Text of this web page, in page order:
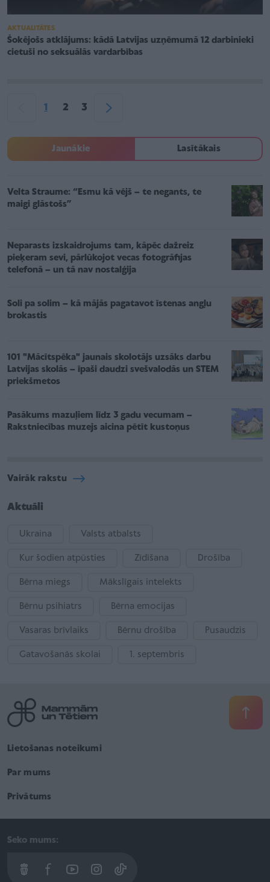
AKTUALITĀTES
Šokējošs atklājums: kādā Latvijas uzņēmumā 12 darbinieki
cietuši no seksuālās vardarbības
1 2 3
Jaunākie Lasītākais
Velta Straume: “Esmu kā vējš – te negants, te
maigi glāstošs”
Neparasts izskaidrojums tam, kāpēc dažreiz
pieķeram sevi, pārlūkojot vecas fotogrāfijas
telefonā – un tā nav nostalģija
Soli pa solim – kā mājās pagatavot īstenas angļu
brokastis
101 "Mācītspēka" jaunais skolotājs uzsāks darbu
Latvijas skolās – īpaši daudzi svešvalodās un STEM
priekšmetos
Pasākums mazuļiem līdz 3 gadu vecumam –
Rakstniecības muzejs aicina pētīt kustoņus
Vairāk rakstu
Aktuāli
Ukraina Valsts atbalsts
Kur šodien atpūsties Zīdīšana Drošība
Bērna miegs Mākslīgais intelekts
Bērnu psihiatrs Bērna emocijas
Vasaras brīvlaiks Bērnu drošība Pusaudzis
Gatavošanās skolai 1. septembris
Lietošanas noteikumi
Par mums
Privātums
Seko mums: